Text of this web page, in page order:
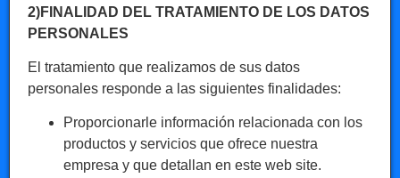
2)FINALIDAD DEL TRATAMIENTO DE LOS DATOS
PERSONALES
El tratamiento que realizamos de sus datos
personales responde a las siguientes finalidades:
Proporcionarle información relacionada con los
productos y servicios que ofrece nuestra
empresa y que detallan en este web site.